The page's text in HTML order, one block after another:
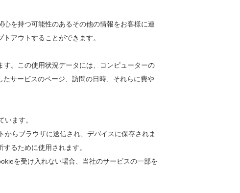
を持つ可能性のあるその他の情報をお客様に連
アウトすることができます。
。この使用状況データには、コンピューターの
サービスのページ、訪問の日時、それらに費や
ます。
らブラウザに送信され、デバイスに保存されま
るために使用されます。
を受け入れない場合、当社のサービスの一部を